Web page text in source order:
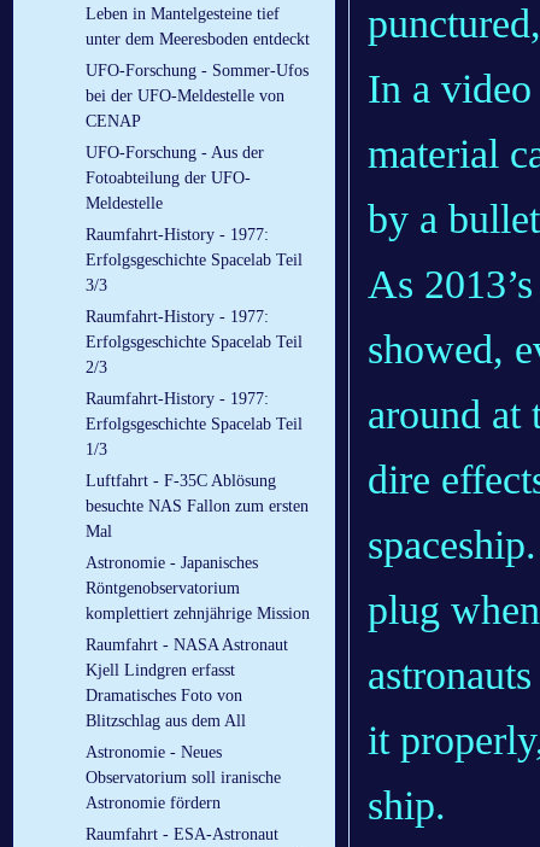
Leben in Mantelgesteine tief
unter dem Meeresboden entdeckt
UFO-Forschung - Sommer-Ufos
bei der UFO-Meldestelle von
CENAP
UFO-Forschung - Aus der
Fotoabteilung der UFO-
Meldestelle
Raumfahrt-History - 1977:
Erfolgsgeschichte Spacelab Teil
3/3
Raumfahrt-History - 1977:
Erfolgsgeschichte Spacelab Teil
2/3
Raumfahrt-History - 1977:
Erfolgsgeschichte Spacelab Teil
1/3
Luftfahrt - F-35C Ablösung
besuchte NAS Fallon zum ersten
Mal
Astronomie - Japanisches
Röntgenobservatorium
komplettiert zehnjährige Mission
Raumfahrt - NASA Astronaut
Kjell Lindgren erfasst
Dramatisches Foto von
Blitzschlag aus dem All
Astronomie - Neues
Observatorium soll iranische
Astronomie fördern
Raumfahrt - ESA-Astronaut
In a video
material
by a
As
showed,
around at
dire
plug
it
ship.